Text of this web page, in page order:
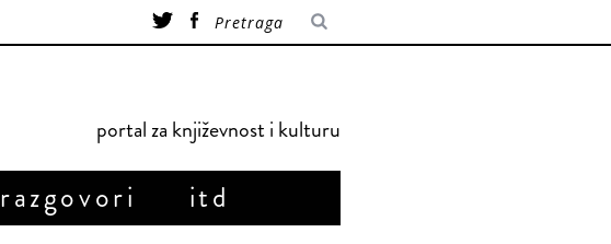
portal za književnost i kulturu
razgovori itd